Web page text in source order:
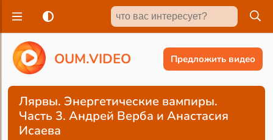
OUM.VIDEO Предложить видео
Лярвы. Энергетические вампиры.
Часть 3. Андрей Верба и Анастасия
Исаева